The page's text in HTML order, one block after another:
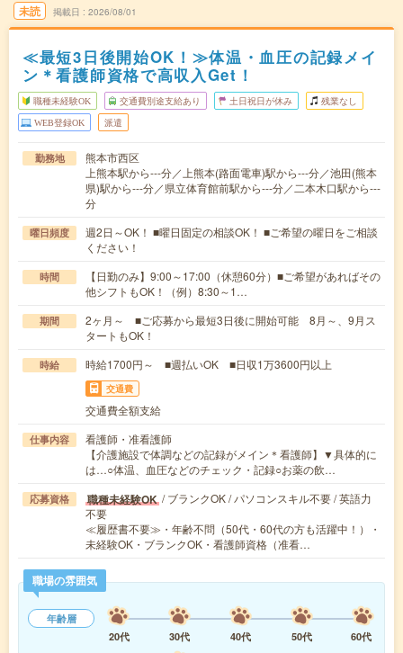
未読 掲載日 2026/08/01
≪最短3日後開始OK！≫体温・血圧の記録メイ
ン＊看護師資格で高収入Get！
職種未経験OK 交通費別途支給あり 土日祝日が休み 残業なし
WEB登録OK 派遣
勤務地
熊本市西区
上熊本駅から---分／上熊本(路面電車)駅から---分／池田(熊本
県)駅から---分／県立体育館前駅から---分／二本木口駅から---
分
曜日頻度
週2日～OK！ ■曜日固定の相談OK！ ■ご希望の曜日をご相談
ください！
時間
【日勤のみ】9:00～17:00（休憩60分）■ご希望があればその
他シフトもOK！（例）8:30～1…
期間
2ヶ月～ ■ご応募から最短3日後に開始可能 8月～、9月ス
タートもOK！
時給 時給1700円～ ■週払いOK ■日収1万3600円以上
交通費
交通費全額支給
仕事内容
看護師・准看護師
【介護施設で体調などの記録がメイン＊看護師】▼具体的に
は…○体温、血圧などのチェック・記録○お薬の飲…
応募資格 職種未経験OK / ブランクOK / パソコンスキル不要 / 英語力
不要
≪履歴書不要≫・年齢不問（50代・60代の方も活躍中！）・
未経験OK・ブランクOK・看護師資格（准看…
職場の雰囲気
年齢層
20代
30代 40代 50代
60代